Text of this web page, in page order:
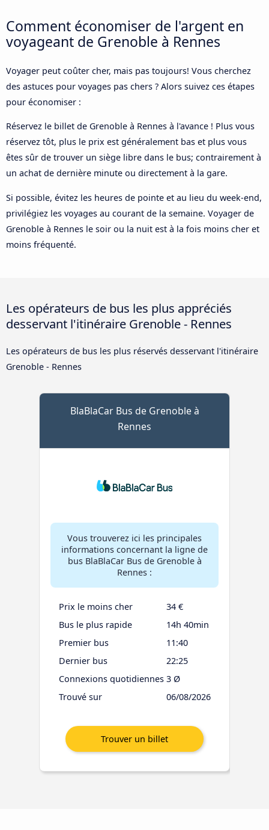
Comment économiser de l'argent en
voyageant de Grenoble à Rennes
Voyager peut coûter cher, mais pas toujours! Vous cherchez
des astuces pour voyages pas chers ? Alors suivez ces étapes
pour économiser :
Réservez le billet de Grenoble à Rennes à l'avance ! Plus vous
réservez tôt, plus le prix est généralement bas et plus vous
êtes sûr de trouver un siège libre dans le bus; contrairement à
un achat de dernière minute ou directement à la gare.
Si possible, évitez les heures de pointe et au lieu du week-end,
privilégiez les voyages au courant de la semaine. Voyager de
Grenoble à Rennes le soir ou la nuit est à la fois moins cher et
moins fréquenté.
Les opérateurs de bus les plus appréciés
desservant l'itinéraire Grenoble - Rennes
Les opérateurs de bus les plus réservés desservant l'itinéraire
Grenoble - Rennes
BlaBlaCar Bus de Grenoble à
Rennes
Vous trouverez ici les principales
informations concernant la ligne de
bus BlaBlaCar Bus de Grenoble à
Rennes :
Prix le moins cher
34 €
Bus le plus rapide
14h 40min
Premier bus
11:40
Dernier bus
22:25
Connexions quotidiennes 3 Ø
Trouvé sur
06/08/2026